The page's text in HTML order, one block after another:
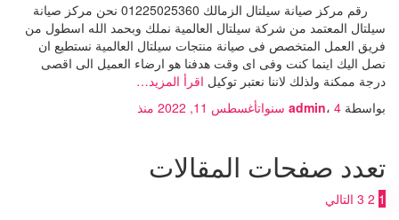
رقم مركز صيانة سيلتال الزمالك 01225025360 نحن مركز صيانة
سيلتال المعتمد من شركة سيلتال العالمية نملك وبحمد الله اسطول من
فريق العمل المتخصص فى صيانة منتجات سيلتال العالمية نستطيع ان
نصل اليك اينما كنت وفى اى وقت هدفنا هو ارضاء العميل الى اقصى
درجة ممكنة ولذلك لاننا نعتبر توكيل اقرأ المزيد…
بواسطة
admin، 4 سنوات أغسطس 11, 2022 منذ
تعدد صفحات المقالات
1
2
3 التالي